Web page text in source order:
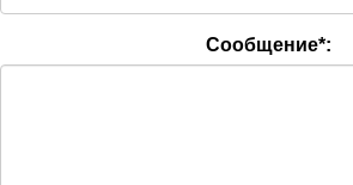
Сообщение*: